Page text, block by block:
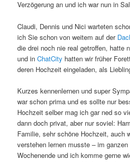
Verzögerung an und ich war nun in
Claudi, Dennis und Nici warteten
ich Sie schon von weitem auf der
die drei noch nie real getroffen, hatte
und inChatCity hatten wir früher
deren Hochzeit eingeladen, als
Kurzes kennenlernen und super
war schon prima und es sollte nur
Hochzeit selber mag ich gar ned so
dann doch privat, aber nur soviel:
Familie, sehr schöne Hochzeit, auch
verstehen lernen musste – im
Wochenende und ich komme gerne